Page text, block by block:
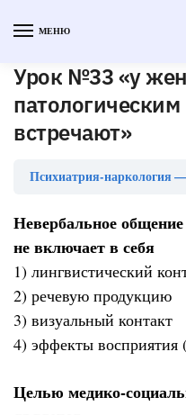
МЕНЮ
Урок №33 «у
встречают»
Психиатрия-наркология
Невербальное
не включает в себя
1) лингвистический
2) речевую продукцию
3) визуальный контакт
4) эффекты восприятия
Целью медико-